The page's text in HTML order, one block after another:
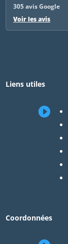
305 avis Google
Voir les avis
Liens utiles

Coordonnées